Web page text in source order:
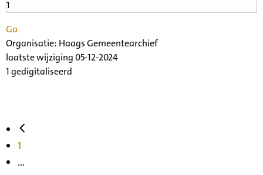
Ga
Organisatie: Haags Gemeentearchief
laatste wijziging 05-12-2024
1 gedigitaliseerd
1
...